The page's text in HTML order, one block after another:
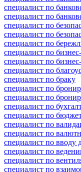
специалист по
специалист по
специалист по
специалист по
специалист по
специалист по
специалист по
специалист по
специалист по браку
специалист по
специалист по
специалист по
специалист по
специалист по
специалист по
специалист по вводу
специалист по
специалист по
специалист по